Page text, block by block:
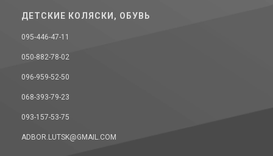
ДЕТСКИЕ КОЛЯСКИ, ОБУВЬ
095-446-47-11
050-882-78-02
096-959-52-50
068-393-79-23
093-157-53-75
ADBOR.LUTSK@GMAIL.COM